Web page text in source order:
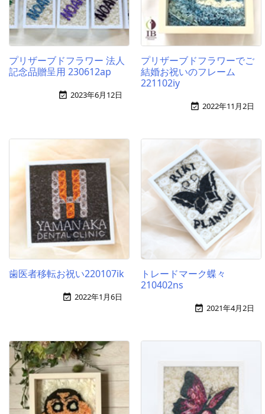
プリザーブドフラワー 法人
記念品贈呈用 230612ap
 2023年6月12日
プリザーブドフラワーでご
結婚お祝いのフレーム
221102iy
 2022年11月2日
歯医者移転お祝い220107ik
 2022年1月6日
トレードマーク蝶々
210402ns
 2021年4月2日